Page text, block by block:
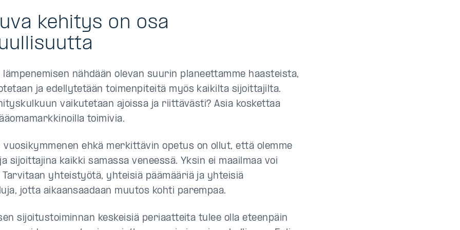
kehitys on osa
nähdään olevan suurin planeettamme haasteista,
ja edellytetään toimenpiteitä myös kaikilta sijoittajilta.
vaikutetaan ajoissa ja riittävästi? Asia koskettaa
toimivia.
vuosikymmenen ehkä merkittävin opetus on ollut, että olemme
sijoittajina kaikki samassa veneessä. Yksin ei maailmaa voi
Tarvitaan yhteistyötä, yhteisiä päämääriä ja yhteisiä
jotta aikaansaadaan muutos kohti parempaa.
sijoitustoiminnan keskeisiä periaatteita tulee olla eteenpäin